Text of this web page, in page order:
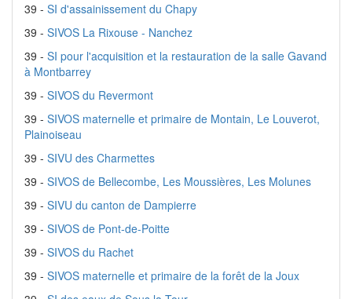
39 - SI d'assainissement du Chapy
39 - SIVOS La Rixouse - Nanchez
39 - SI pour l'acquisition et la restauration de la salle Gavand
à Montbarrey
39 - SIVOS du Revermont
39 - SIVOS maternelle et primaire de Montain, Le Louverot,
Plainoiseau
39 - SIVU des Charmettes
39 - SIVOS de Bellecombe, Les Moussières, Les Molunes
39 - SIVU du canton de Dampierre
39 - SIVOS de Pont-de-Poitte
39 - SIVOS du Rachet
39 - SIVOS maternelle et primaire de la forêt de la Joux